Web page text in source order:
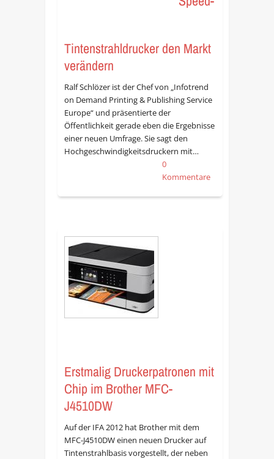
Tintenstrahldrucker den Markt
verändern
Ralf Schlözer ist der Chef von „Infotrend
on Demand Printing & Publishing Service
Europe“ und präsentierte der
Öffentlichkeit gerade eben die Ergebnisse
einer neuen Umfrage. Sie sagt den
Hochgeschwindigkeitsdruckern mit…
0
Kommentare
Erstmalig Druckerpatronen mit
Chip im Brother MFC-
J4510DW
Auf der IFA 2012 hat Brother mit dem
MFC-J4510DW einen neuen Drucker auf
Tintenstrahlbasis vorgestellt, der neben